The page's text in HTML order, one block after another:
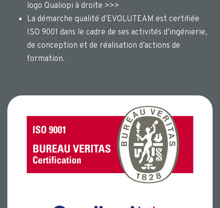
logo Qualiopi à droite >>>
La démarche qualité d’EVOLUTEAM est certifiée
ISO 9001 dans le cadre de ses activités d’ingénierie,
de conception et de réalisation d’actions de
formation.